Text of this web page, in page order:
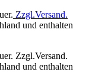
Zzgl.Versand.
und enthalten
Zzgl.Versand.
und enthalten